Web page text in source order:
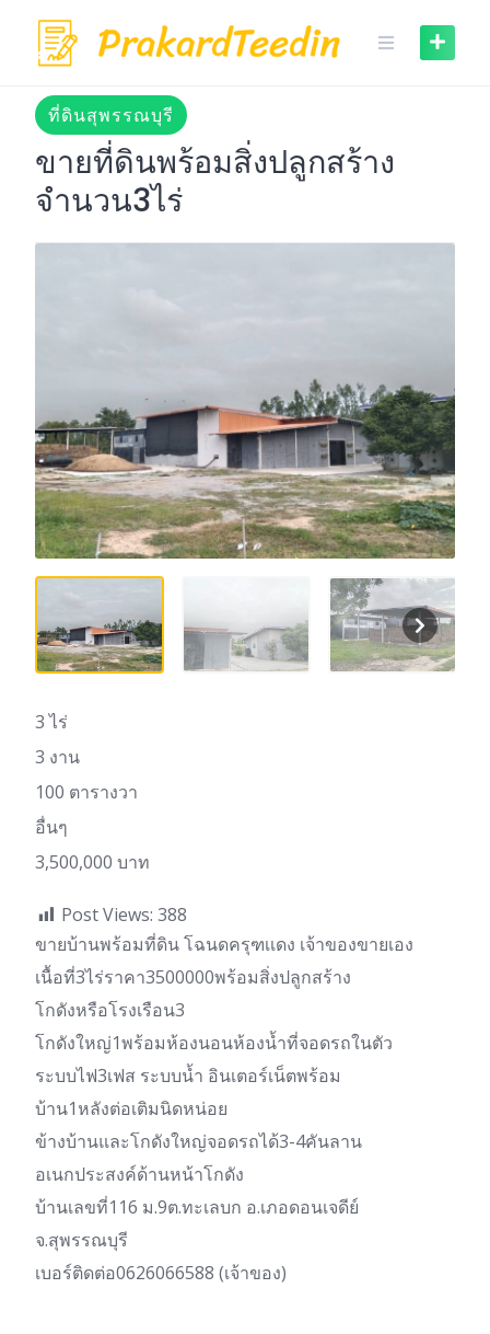
content
ที่ดินสุพรรณบุรี
ขายที่ดินพร้อมสิ่งปลูกสร้าง
จำนวน3ไร่
3 ไร่
3 งาน
100 ตารางวา
อื่นๆ
3,500,000 บาท
Post Views: 388
ขายบ้านพร้อมที่ดิน โฉนดครุฑเเดง เจ้าของขายเอง
เนื้อที่3ไร่ราคา3500000พร้อมสิ่งปลูกสร้าง
โกดังหรือโรงเรือน3
โกดังใหญ่1พร้อมห้องนอนห้องน้ำที่จอดรถในตัว
ระบบไฟ3เฟส ระบบน้ำ อินเตอร์เน็ตพร้อม
บ้าน1หลังต่อเติมนิดหน่อย
ข้างบ้านและโกดังใหญ่จอดรถได้3-4คันลาน
อเนกประสงค์ด้านหน้าโกดัง
บ้านเลขที่116 ม.9ต.ทะเลบก อ.เภอดอนเจดีย์
จ.สุพรรณบุรี
เบอร์ติดต่อ0626066588 (เจ้าของ)